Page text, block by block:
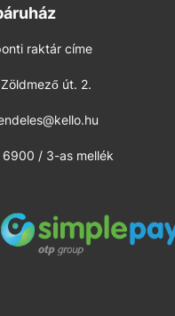
raktár címe
út. 2.
6900 / 3-as mellék